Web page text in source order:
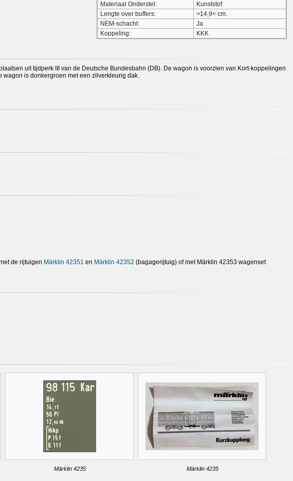
Materiaal Onderstel:
Kunststof
Lengte over buffers:
>14,9< cm.
NEM-schacht:
Ja
Koppeling:
KKK
uit tijdperk III van de Deutsche Bundesbahn (DB). De wagon is voorzien van Kort-koppelingen
is donkergroen met een zilverkleurig dak.
de rijtuigen Märklin 42351 en Märklin 42352 (bagagerijtuig) of met Märklin 42353 wagenset
Märklin 4235 Märklin 4235